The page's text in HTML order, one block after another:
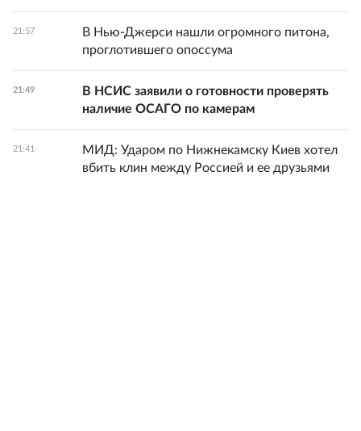
21:57
В Нью-Джерси нашли огромного питона,
проглотившего опоссума
21:49
В НСИС заявили о готовности проверять
наличие ОСАГО по камерам
21:41
МИД: Ударом по Нижнекамску Киев хотел
вбить клин между Россией и ее друзьями